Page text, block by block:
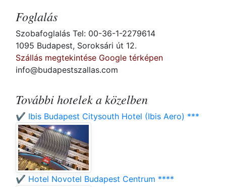
Foglalás
Szobafoglalás Tel: 00-36-1-2279614
1095 Budapest, Soroksári út 12.
Szállás megtekintése Google térképen
info@budapestszallas.com
További hotelek a közelben
✔️ Ibis Budapest Citysouth Hotel (Ibis Aero) ***
✔️ Hotel Novotel Budapest Centrum ****